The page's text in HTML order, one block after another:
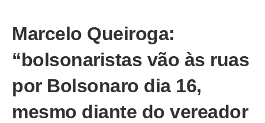
Marcelo Queiroga:
“bolsonaristas vão às ruas
por Bolsonaro dia 16,
mesmo diante do vereador